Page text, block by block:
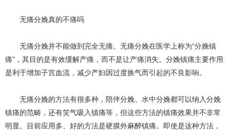
无痛分娩真的不痛吗
无痛分娩并不能做到完全无痛。无痛分娩在医学上称为“分娩镇
痛”，其目的是有效缓解产痛，而不是让产痛消失。分娩镇痛主要作用
是利于增加子宫血流，减少产妇因过度换气而引起的不良影响。
无痛分娩的方法有很多种，陪伴分娩、水中分娩都可以纳入分娩
镇痛的范畴，还有笑气吸入镇痛等，但这些方法的镇痛效果并不非常
明显。目前应用多、好的方法是硬膜外麻醉镇痛。即使是这种方法，